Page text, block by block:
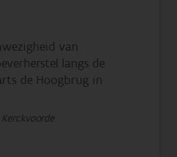
van
langs de
de Hoogbrug in